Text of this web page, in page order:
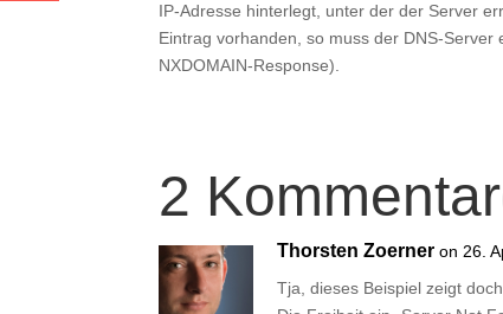
IP-Adresse hinterlegt, unter der der Server
Eintrag vorhanden, so muss der DNS-
NXDOMAIN-Response).
2
Thorsten Zoerner on 26.
Tja, dieses Beispiel zeigt